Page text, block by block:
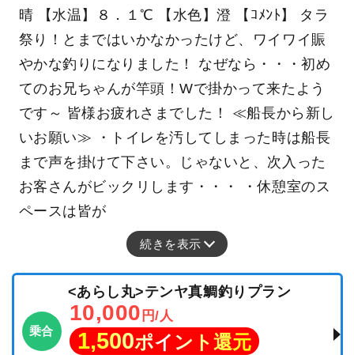
晴 【水温】８．１℃ 【水色】澄 【ｺﾒﾝﾄ】 タラ
祭り！とまではいかなかったけど、ワイワイ賑
やかな釣りになりました！ なぜなら・・・初め
てのお兄ちゃんが竿頭！Wで掛かって来たよう
です～ 皆様お疲れさまでした！ ≪船長から新し
いお願い≫ ・トイレを汚してしまった時は船長
まで声を掛けて下さい。じゃないと、次入った
お客さんがビックリします・・・ ・休憩室のス
ペースは皆が
続きを表示
乗合
<あらし丸>テンヤ真鯛釣りプラン
10,000 円/人
1,500ポイント還元